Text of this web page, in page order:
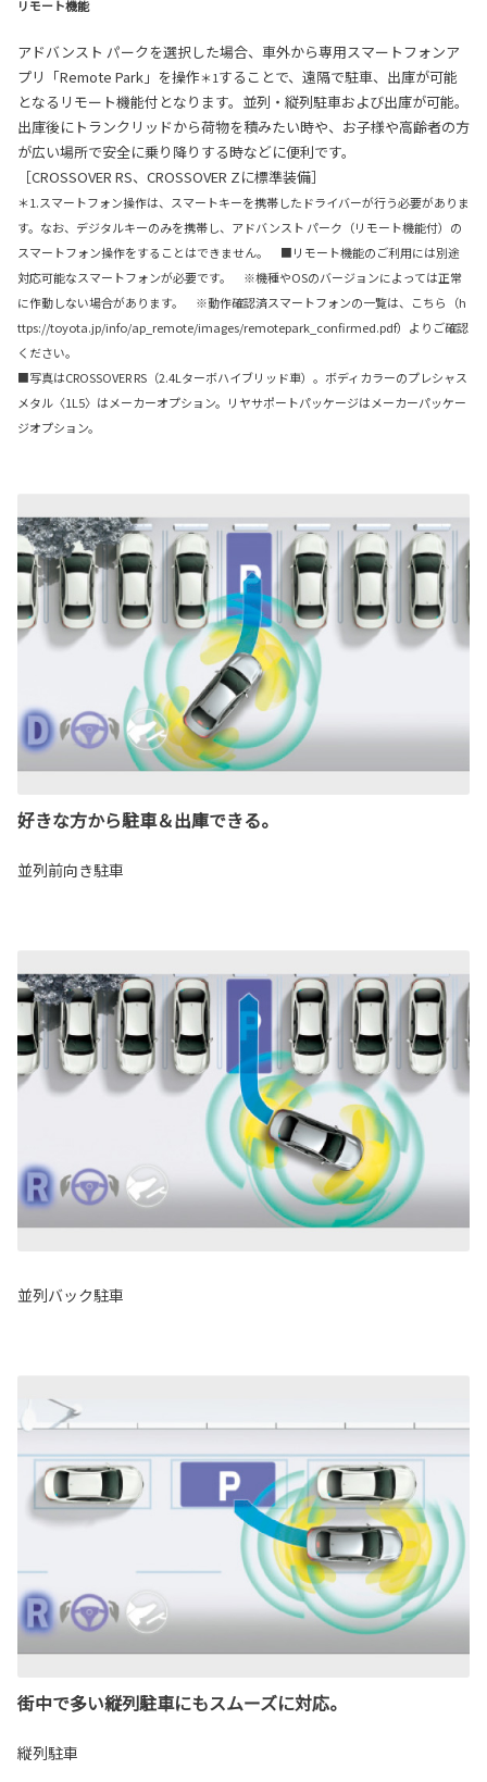
リモート機能
アドバンスト パークを選択した場合、車外から専用スマートフォンア
プリ「Remote Park」を操作＊1することで、遠隔で駐車、出庫が可能
となるリモート機能付となります。並列・縦列駐車および出庫が可能。
出庫後にトランクリッドから荷物を積みたい時や、お子様や高齢者の方
が広い場所で安全に乗り降りする時などに便利です。
［CROSSOVER RS、CROSSOVER Zに標準装備］
＊1.スマートフォン操作は、スマートキーを携帯したドライバーが行う必要がありま
す。なお、デジタルキーのみを携帯し、アドバンスト パーク（リモート機能付）の
スマートフォン操作をすることはできません。 ■リモート機能のご利用には別途
対応可能なスマートフォンが必要です。 ※機種やOSのバージョンによっては正常
に作動しない場合があります。 ※動作確認済スマートフォンの一覧は、こちら（h
ttps://toyota.jp/info/ap_remote/images/remotepark_confirmed.pdf）よりご確認
ください。
■写真はCROSSOVER RS（2.4Lターボハイブリッド車）。ボディカラーのプレシャス
メタル〈1L5〉はメーカーオプション。リヤサポートパッケージはメーカーパッケー
ジオプション。
好きな方から駐車＆出庫できる。
並列前向き駐車
並列バック駐車
街中で多い縦列駐車にもスムーズに対応。
縦列駐車